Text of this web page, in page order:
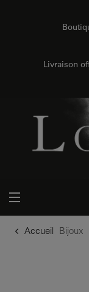
Livraison
Accueil Bijoux